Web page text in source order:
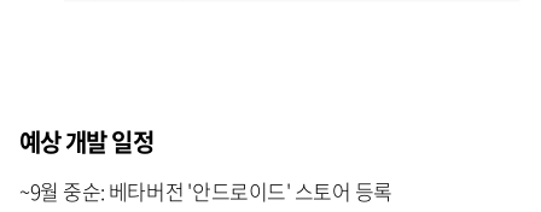
예상 개발 일정
~9월 중순: 베타버전 '안드로이드' 스토어 등록